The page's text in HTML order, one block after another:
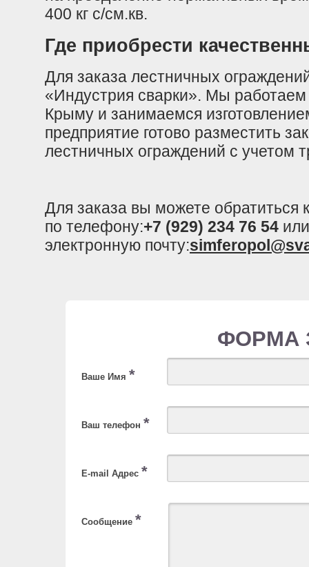
400 кг с/см.кв.
Где приобрести
Для заказа лестничных
«Индустрия сварки». Мы
Крыму и занимаемся
предприятие готово разместить
лестничных ограждений с учетом
Для заказа вы можете
по телефону:+7 (929) 234 76 54
электронную почту:
ФОРМА
Ваше Имя *
Ваш телефон *
E-mail Адрес *
Сообщение *